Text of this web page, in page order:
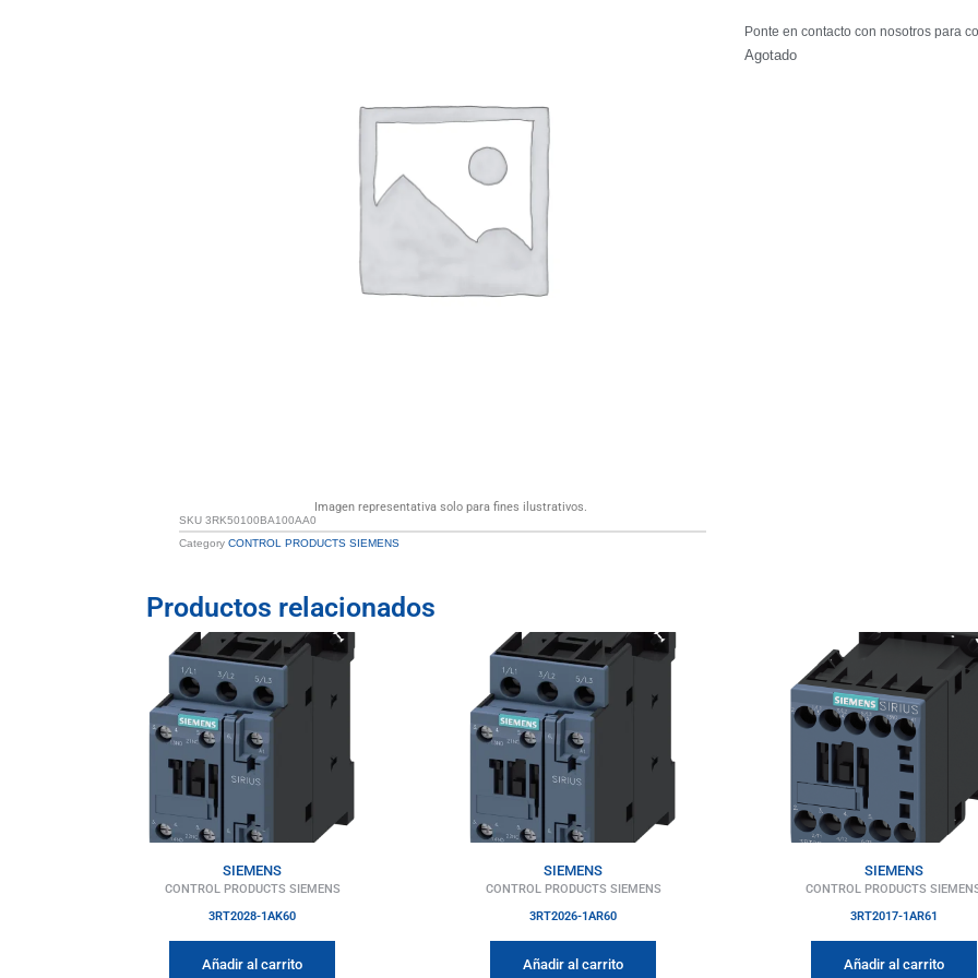
Imagen representativa solo para fines ilustrativos.
SKU3RK50100BA100AA0
Category CONTROL PRODUCTS SIEMENS
Ponte en contacto con nosotros para
Agotado
Productos relacionados
SIEMENS
CONTROL PRODUCTS SIEMENS
3RT2028-1AK60
Añadir al carrito
SIEMENS
CONTROL PRODUCTS SIEMENS
3RT2026-1AR60
Añadir al carrito
SIEMENS
CONTROL PRODUCTS
3RT2017-1AR61
Añadir al carrito